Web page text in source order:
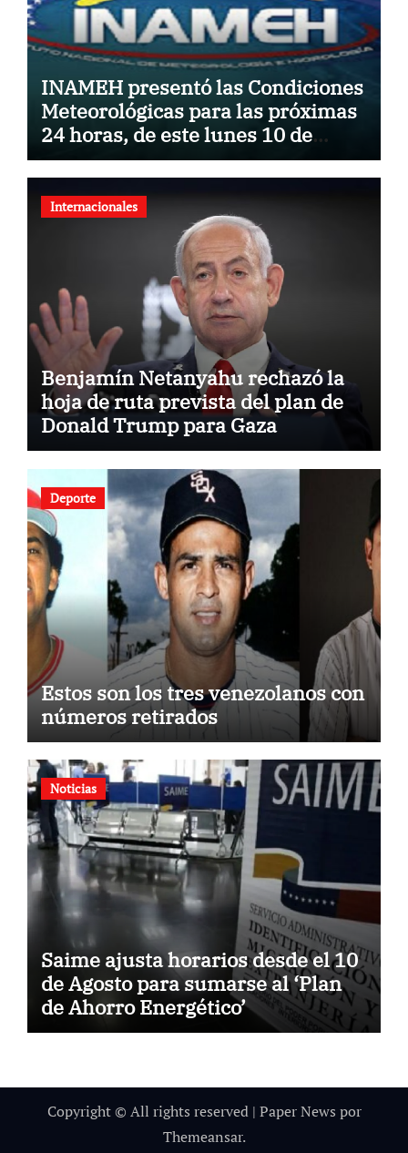
INAMEH presentó las Condiciones
Meteorológicas para las próximas
24 horas, de este lunes 10 de
agosto 2026
Internacionales
Benjamín Netanyahu rechazó la
hoja de ruta prevista del plan de
Donald Trump para Gaza
Deporte
Estos son los tres venezolanos con
números retirados
Noticias
Saime ajusta horarios desde el 10
de Agosto para sumarse al ‘Plan
de Ahorro Energético’
Copyright © All rights reserved | Paper News por
Themeansar.